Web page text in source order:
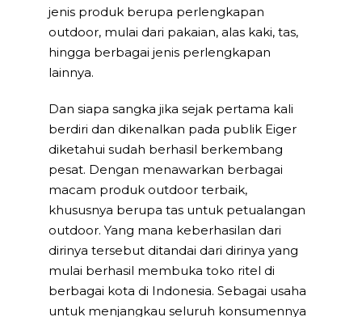
jenis produk berupa perlengkapan
outdoor, mulai dari pakaian, alas kaki, tas,
hingga berbagai jenis perlengkapan
lainnya.
Dan siapa sangka jika sejak pertama kali
berdiri dan dikenalkan pada publik Eiger
diketahui sudah berhasil berkembang
pesat. Dengan menawarkan berbagai
macam produk outdoor terbaik,
khususnya berupa tas untuk petualangan
outdoor. Yang mana keberhasilan dari
dirinya tersebut ditandai dari dirinya yang
mulai berhasil membuka toko ritel di
berbagai kota di Indonesia. Sebagai usaha
untuk menjangkau seluruh konsumennya